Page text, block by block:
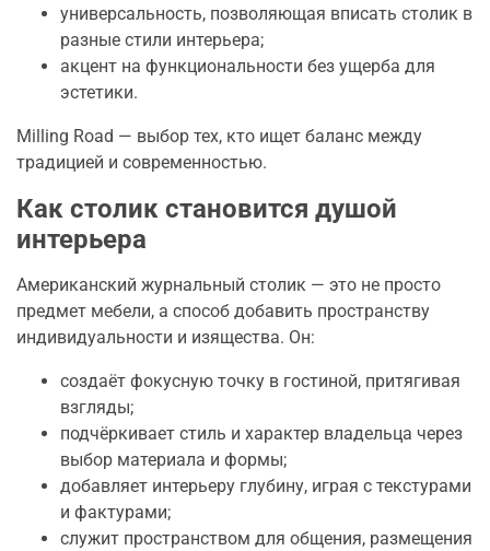
универсальность, позволяющая вписать столик в
разные стили интерьера;
акцент на функциональности без ущерба для
эстетики.
Milling Road — выбор тех, кто ищет баланс между
традицией и современностью.
Как столик становится душой
интерьера
Американский журнальный столик — это не просто
предмет мебели, а способ добавить пространству
индивидуальности и изящества. Он:
создаёт фокусную точку в гостиной, притягивая
взгляды;
подчёркивает стиль и характер владельца через
выбор материала и формы;
добавляет интерьеру глубину, играя с текстурами
и фактурами;
служит пространством для общения, размещения